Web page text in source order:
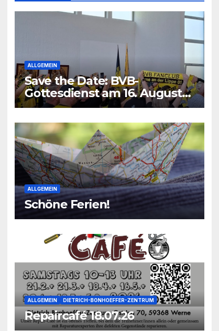
ALLGEMEIN
Save the Date: BVB-
Gottesdienst am 16. August
2026
ALLGEMEIN
Schöne Ferien!
ALLGEMEIN DIETRICH-BONHOEFFER-ZENTRUM
Repaircafé 18.07.26